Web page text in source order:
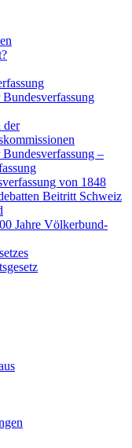
der
–
von 1848
Beitritt Schweiz
Jahre Völkerbund-